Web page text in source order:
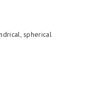
spherical